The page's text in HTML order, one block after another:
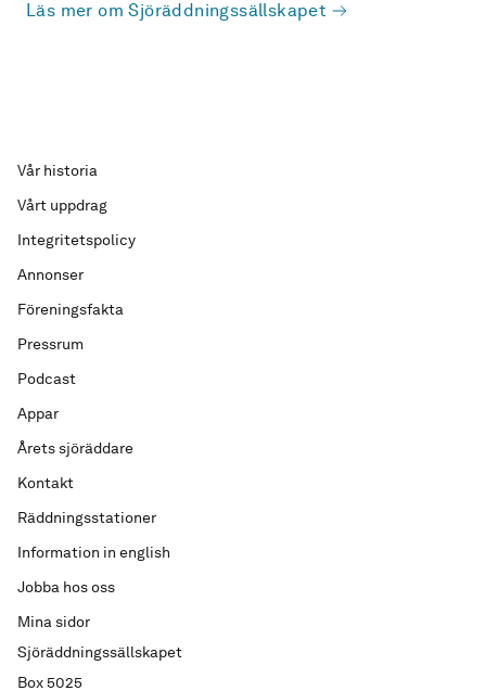
Läs mer om Sjöräddningssällskapet
Sjöräddningssällskapet
Box 5025
Vår historia
Vårt uppdrag
Integritetspolicy
Annonser
Föreningsfakta
Pressrum
Podcast
Appar
Årets sjöräddare
Kontakt
Räddningsstationer
Information in english
Jobba hos oss
Mina sidor